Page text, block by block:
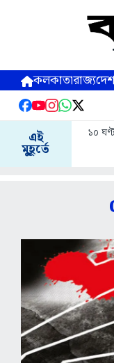
কলকাতারাজ্যদেশ
এই
মুহূর্তে
১০